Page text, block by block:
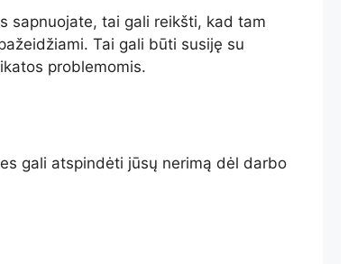
sapnuojate, tai gali reikšti, kad tam
Tai gali būti susiję su
problemomis.
gali atspindėti jūsų nerimą dėl darbo